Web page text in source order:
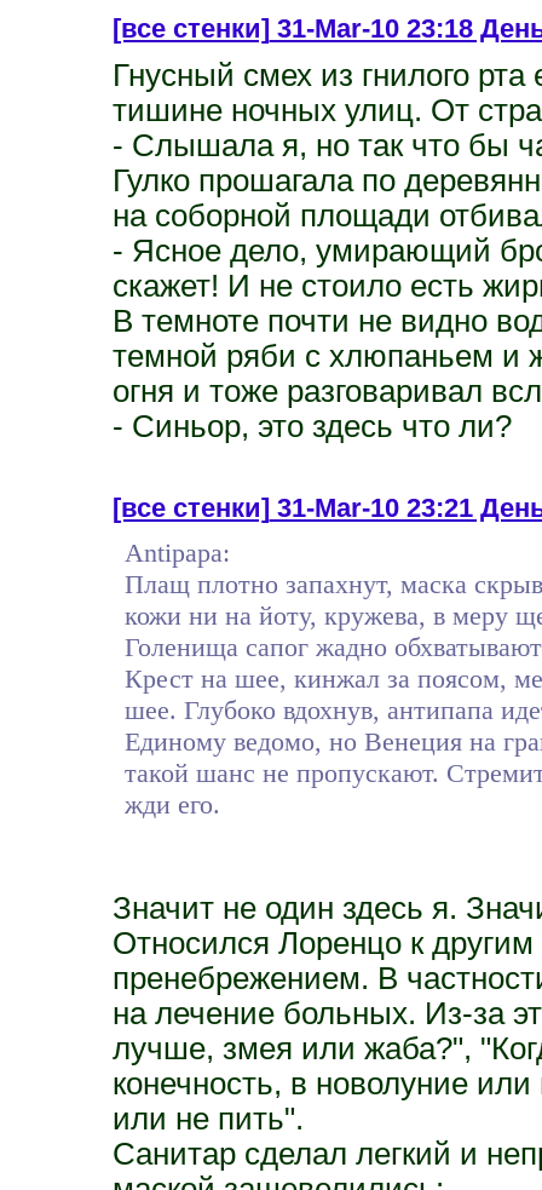
[все стенки]31-Mar-10 23:18
Гнусный смех из гнилого
тишине ночных улиц. От
- Слышала я, но так что бы
Гулко прошагала по
на соборной площади
- Ясное дело, умирающий
скажет! И не стоило есть
В темноте почти не видно
темной ряби с хлюпаньем и
огня и тоже разговаривал
- Синьор, это здесь что ли?
[все стенки]31-Mar-10 23:21
Antipapa:
Плащ плотно запахнут, маска
кожи ни на йоту, кружева, в меру
Голенища сапог жадно
Крест на шее, кинжал за поясом,
шее. Глубоко вдохнув, антипапа
Единому ведомо, но Венеция на
такой шанс не пропускают.
жди его.
Значит не один здесь я.
Относился Лоренцо к
пренебрежением. В
на лечение больных. Из-за
лучше, змея или жаба?",
конечность, в новолуние
или не пить".
Санитар сделал легкий и